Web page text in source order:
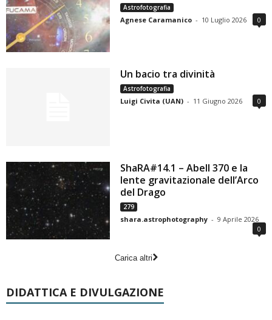
Astrofotografia
Agnese Caramanico - 10 Luglio 2026 0
Un bacio tra divinità
Astrofotografia
Luigi Civita (UAN) - 11 Giugno 2026 0
ShaRA#14.1 – Abell 370 e la
lente gravitazionale dell’Arco
del Drago
279
shara.astrophotography - 9 Aprile 2026
0
Carica altri
DIDATTICA E DIVULGAZIONE